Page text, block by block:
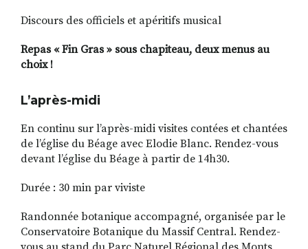
Discours des officiels et apéritifs musical
Repas « Fin Gras » sous chapiteau, deux menus au
choix !
L’après-midi
En continu sur l’après-midi visites contées et chantées
de l’église du Béage avec Elodie Blanc. Rendez-vous
devant l’église du Béage à partir de 14h30.
Durée : 30 min par viviste
Randonnée botanique accompagné, organisée par le
Conservatoire Botanique du Massif Central. Rendez-